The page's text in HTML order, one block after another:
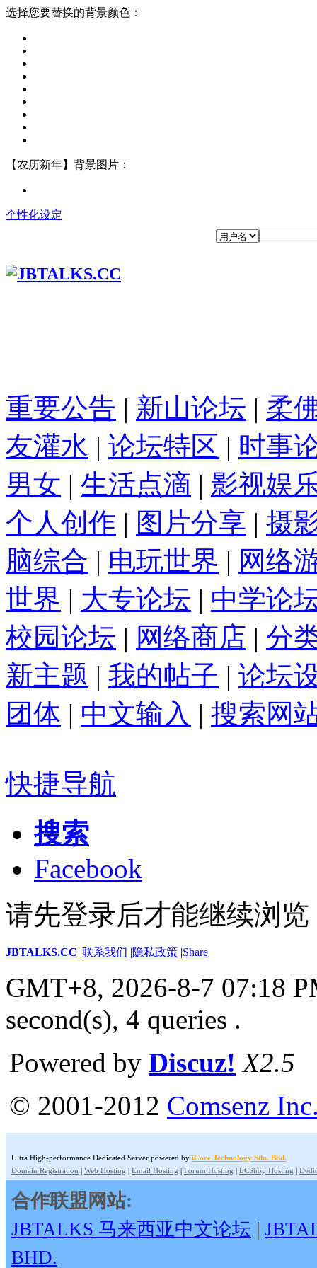
选择您要替换的背景颜色：
【农历新年】背景图片：
个性化设定
重要公告 | 新山论坛 | 柔
友灌水 | 论坛特区 | 时事
男女 | 生活点滴 | 影视娱
个人创作 | 图片分享 | 摄
脑综合 | 电玩世界 | 网络
世界 | 大专论坛 | 中学论
校园论坛 | 网络商店 | 分
新主题 | 我的帖子 | 论坛
团体 | 中文输入 | 搜索网
快捷导航
搜索
Facebook
请先登录后才能继续浏览
JBTALKS.CC |联系我们 |隐私政策 |Share
GMT+8, 2026-8-7 07:18
second(s), 4 queries .
Powered by Discuz! X2.5
© 2001-2012 Comsenz
Ultra High-performance Dedicated Server powered by iCore Technology Sdn. Bhd.
Domain Registration | Web Hosting | Email Hosting | Forum Hosting | ECShop Hosting |
合作联盟网站:
JBTALKS 马来西亚中文论坛 |
BHD.